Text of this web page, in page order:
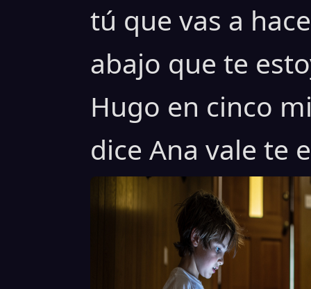
tú que vas a
abajo que te
Hugo en cinco
dice Ana vale te